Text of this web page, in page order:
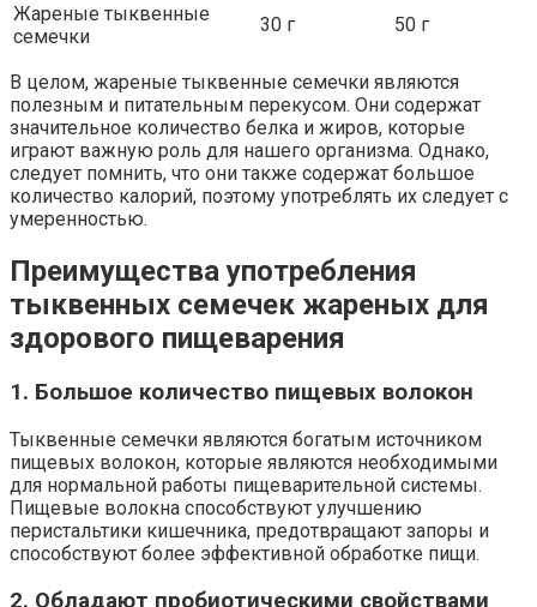
Жареные тыквенные
семечки
30 г 50 г
В целом, жареные тыквенные семечки являются
полезным и питательным перекусом. Они содержат
значительное количество белка и жиров, которые
играют важную роль для нашего организма. Однако,
следует помнить, что они также содержат большое
количество калорий, поэтому употреблять их следует с
умеренностью.
Преимущества употребления
тыквенных семечек жареных для
здорового пищеварения
1. Большое количество пищевых волокон
Тыквенные семечки являются богатым источником
пищевых волокон, которые являются необходимыми
для нормальной работы пищеварительной системы.
Пищевые волокна способствуют улучшению
перистальтики кишечника, предотвращают запоры и
способствуют более эффективной обработке пищи.
2. Обладают пробиотическими свойствами